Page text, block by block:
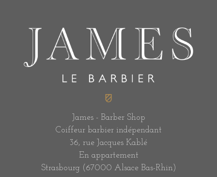
James - Barber Shop
Coiffeur barbier indépendant
36, rue Jacques Kablé
En appartement
Strasbourg (67000 Alsace Bas-Rhin)